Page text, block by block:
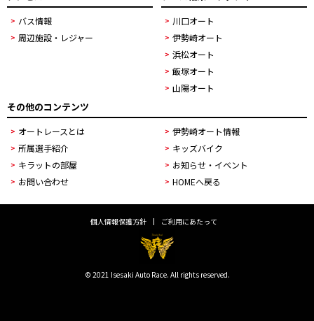
バス情報
周辺施設・レジャー
川口オート
伊勢崎オート
浜松オート
飯塚オート
山陽オート
その他のコンテンツ
オートレースとは
伊勢崎オート情報
所属選手紹介
キッズバイク
キラットの部屋
お知らせ・イベント
お問い合わせ
HOMEへ戻る
個人情報保護方針 ご利用にあたって
© 2021 Isesaki Auto Race. All rights reserved.